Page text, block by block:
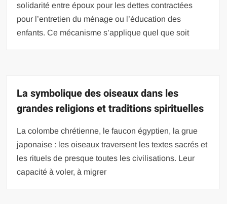
solidarité entre époux pour les dettes contractées
pour l’entretien du ménage ou l’éducation des
enfants. Ce mécanisme s’applique quel que soit
La symbolique des oiseaux dans les
grandes religions et traditions spirituelles
La colombe chrétienne, le faucon égyptien, la grue
japonaise : les oiseaux traversent les textes sacrés et
les rituels de presque toutes les civilisations. Leur
capacité à voler, à migrer